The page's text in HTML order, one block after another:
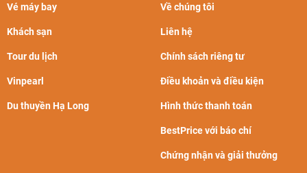
Vé máy bay
Khách sạn
Tour du lịch
Vinpearl
Du thuyền Hạ Long
Về chúng tôi
Liên hệ
Chính sách riêng tư
Điều khoản và điều kiện
Hình thức thanh toán
BestPrice với báo chí
Chứng nhận và giải thưởng